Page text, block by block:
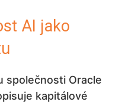
AI jako
společnosti Oracle
kapitálové